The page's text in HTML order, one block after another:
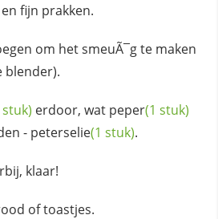
fijn prakken.
om het smeuÃ¯g te maken
blender).
erdoor, wat peper(1 stuk)
- peterselie(1 stuk).
klaar!
of toastjes.